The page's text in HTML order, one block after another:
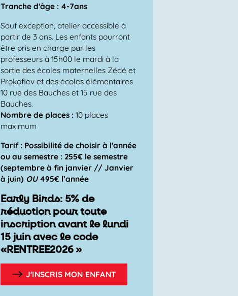
Tranche d'âge : 4-7ans
Sauf exception, atelier accessible à
partir de 3 ans. Les enfants pourront
être pris en charge par les
professeurs à 15h00 le mardi à la
sortie des écoles maternelles Zédé et
Prokofiev et des écoles élémentaires
10 rue des Bauches et 15 rue des
Bauches.
Nombre de places : 10 places
maximum
Tarif : Possibilité de choisir à l'année
ou au semestre : 255€ le semestre
(septembre à fin janvier // Janvier
à juin) OU 495€ l’année
Early Birds: 5% de
réduction pour toute
inscription avant le lundi
15 juin avec le code
«RENTREE2026 »
J'INSCRIS MON ENFANT